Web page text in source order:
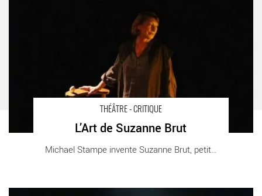
THÉÂTRE - CRITIQUE
L’Art de Suzanne Brut
Michael Stampe invente Suzanne Brut, petite [...]